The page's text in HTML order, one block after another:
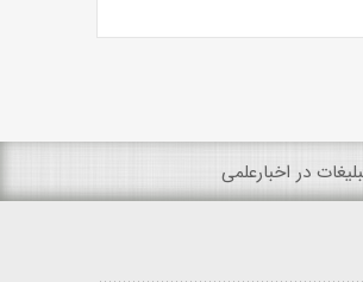
در اخبارعلمی